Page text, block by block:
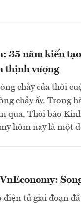
35 năm kiến
thịnh vượng
chảy của thời
chảy ấy. Trong
qua, Thời báo
hôm nay là một
điện tử giai đoạn